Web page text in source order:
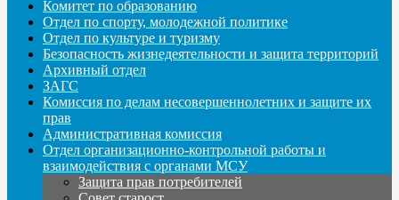
Комитет по образованию
Отдел по спорту, молодежной политике
Отдел по культуре и туризму
Безопасность жизнедеятельности и защита территорий
Архивный отдел
ЗАГС
Комиссия по делам несовершеннолетних и защите их
прав
Административная комиссия
Отдел организационно-контрольной работы и
взаимодействия с органами МСУ
Защита прав потребителей